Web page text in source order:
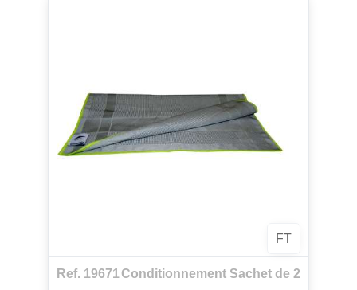
FT
Ref. 19671Conditionnement Sachet de 2